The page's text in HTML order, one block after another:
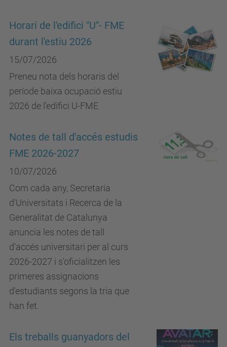
Horari de l'edifici "U"- FME
durant l'estiu 2026
15/07/2026
Preneu nota dels horaris del
període baixa ocupació estiu
2026 de l'edifici U-FME
Notes de tall d'accés estudis
FME 2026-2027
10/07/2026
Com cada any, Secretaria
d'Universitats i Recerca de la
Generalitat de Catalunya
anuncia les notes de tall
d'accés universitari per al curs
2026-2027 i s'oficialitzen les
primeres assignacions
d'estudiants segons la tria que
han fet.
Els treballs guanyadors del